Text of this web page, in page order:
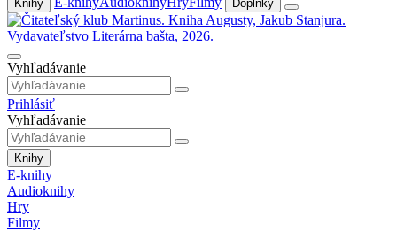
Knihy Doplnky
Vyhľadávanie
Prihlásiť
Vyhľadávanie
Knihy
E-knihy
Audioknihy
Hry
Filmy